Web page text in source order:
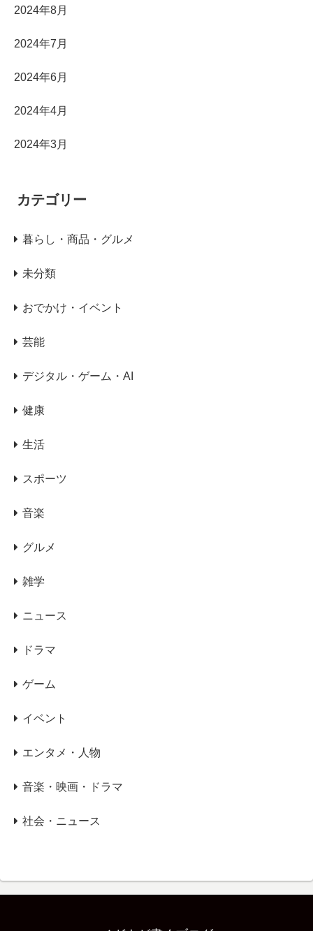
2024年8月
2024年7月
2024年6月
2024年4月
2024年3月
カテゴリー
暮らし・商品・グルメ
未分類
おでかけ・イベント
芸能
デジタル・ゲーム・AI
健康
生活
スポーツ
音楽
グルメ
雑学
ニュース
ドラマ
ゲーム
イベント
エンタメ・人物
音楽・映画・ドラマ
社会・ニュース